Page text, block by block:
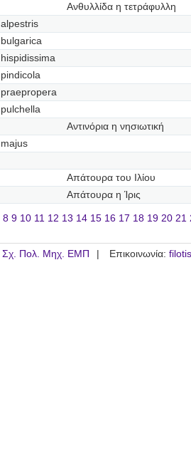
Ανθυλλίδα η τετράφυλλη
alpestris
bulgarica
hispidissima
pindicola
praepropera
pulchella
Αντινόρια η νησιωτική
majus
Απάτουρα του Ιλίου
Απάτουρα η Ίρις
8 9 10 11 12 13 14 15 16 17 18 19 20 21
Σχ. Πολ. Μηχ. ΕΜΠ Επικοινωνία: